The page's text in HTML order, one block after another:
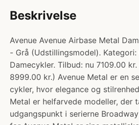
Beskrivelse
Avenue Avenue Airbase Metal
- Grå (Udstillingsmodel). Kategori:
Damecykler. Tilbud: nu 7109.00
8999.00 kr.) Avenue Metal er en
cykler, hvor elegance og
Metal er helfarvede modeller, der
udgangspunkt i serierne